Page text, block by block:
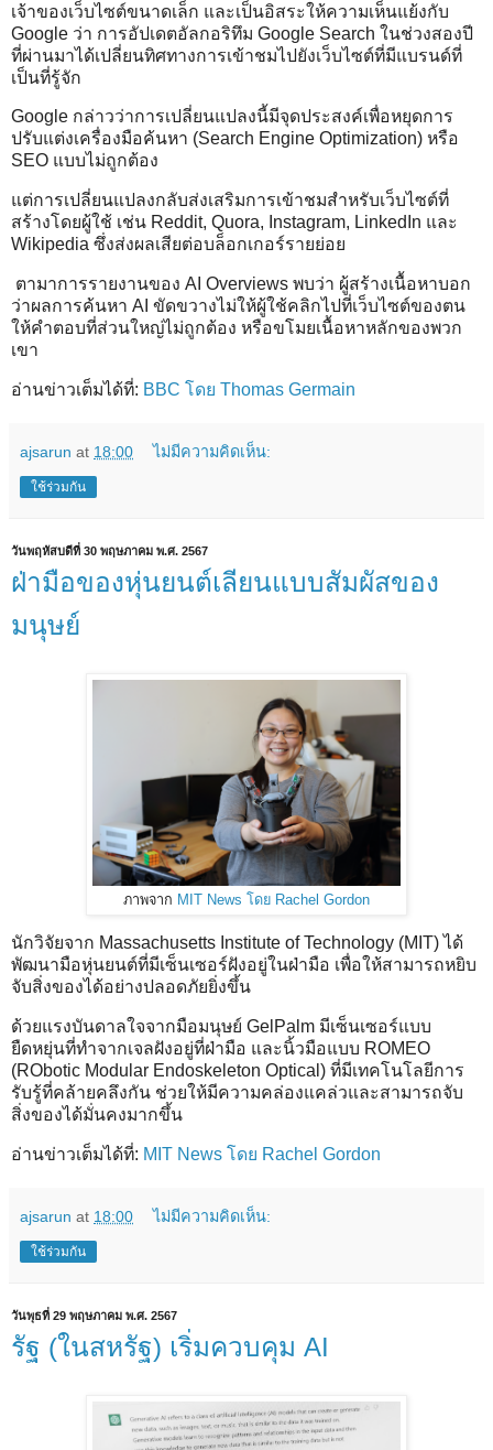
เจ้าของเว็บไซต์ขนาดเล็ก และเป็นอิสระให้ความเห็นแย้งกับ
Google ว่า การอัปเดตอัลกอริทึม Google Search ในช่วงสองปี
ที่ผ่านมาได้เปลี่ยนทิศทางการเข้าชมไปยังเว็บไซต์ที่มีแบรนด์ที่
เป็นที่รู้จัก
Google กล่าวว่าการเปลี่ยนแปลงนี้มีจุดประสงค์เพื่อหยุดการ
ปรับแต่งเครื่องมือค้นหา (Search Engine Optimization) หรือ
SEO แบบไม่ถูกต้อง
แต่การเปลี่ยนแปลงกลับส่งเสริมการเข้าชมสำหรับเว็บไซต์ที่
สร้างโดยผู้ใช้ เช่น Reddit, Quora, Instagram, LinkedIn และ
Wikipedia ซึ่งส่งผลเสียต่อบล็อกเกอร์รายย่อย
ตามาการรายงานของ AI Overviews พบว่า ผู้สร้างเนื้อหาบอก
ว่าผลการค้นหา AI ขัดขวางไม่ให้ผู้ใช้คลิกไปที่เว็บไซต์ของตน
ให้คำตอบที่ส่วนใหญ่ไม่ถูกต้อง หรือขโมยเนื้อหาหลักของพวก
เขา
อ่านข่าวเต็มได้ที่: BBC โดย Thomas Germain
ajsarun at 18:00 ไม่มีความคิดเห็น:
ใช้ร่วมกัน
วันพฤหัสบดีที่ 30 พฤษภาคม พ.ศ. 2567
ฝ่ามือของหุ่นยนต์เลียนแบบสัมผัสของ
มนุษย์
ภาพจาก MIT News โดย Rachel Gordon
นักวิจัยจาก Massachusetts Institute of Technology (MIT) ได้
พัฒนามือหุ่นยนต์ที่มีเซ็นเซอร์ฝังอยู่ในฝ่ามือ เพื่อให้สามารถหยิบ
จับสิ่งของได้อย่างปลอดภัยยิ่งขึ้น
ด้วยแรงบันดาลใจจากมือมนุษย์ GelPalm มีเซ็นเซอร์แบบ
ยืดหยุ่นที่ทำจากเจลฝังอยู่ที่ฝ่ามือ และนิ้วมือแบบ ROMEO
(RObotic Modular Endoskeleton Optical) ที่มีเทคโนโลยีการ
รับรู้ที่คล้ายคลึงกัน ช่วยให้มีความคล่องแคล่วและสามารถจับ
สิ่งของได้มั่นคงมากขึ้น
อ่านข่าวเต็มได้ที่: MIT News โดย Rachel Gordon
ajsarun at 18:00 ไม่มีความคิดเห็น:
ใช้ร่วมกัน
วันพุธที่ 29 พฤษภาคม พ.ศ. 2567
รัฐ (ในสหรัฐ) เริ่มควบคุม AI